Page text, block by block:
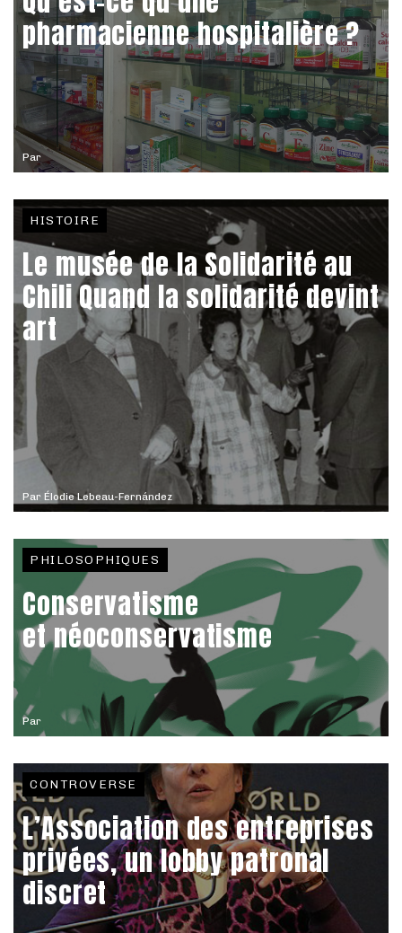
Par
pharmacienne hospitalière ?
Par Élodie Lebeau-Fernández
HISTOIRE
Le musée de la Solidarité au
Chili Quand la solidarité devint
art
Par
PHILOSOPHIQUES
Conservatisme
et néoconservatisme
CONTROVERSE
L’Association des entreprises
privées, un lobby patronal
discret